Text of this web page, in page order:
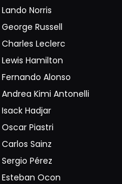
Lando Norris
George Russell
Charles Leclerc
Lewis Hamilton
Fernando Alonso
Andrea Kimi Antonelli
Isack Hadjar
Oscar Piastri
Carlos Sainz
Sergio Pérez
Esteban Ocon